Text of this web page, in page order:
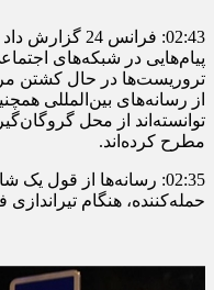
02:43: فرانس
پیام‌هایی در شبکه‌های
تروریست‌ها در حال کشتن
از رسانه‌های بین‌المللی
توانسته‌اند از محل
مطرح کرده‌اند.
02:35: رسانه‌ها از قول
حمله‌کننده، هنگام